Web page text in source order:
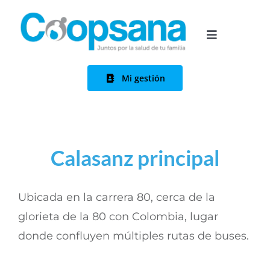
Toggle
Odontología
Cuotas Moderadoras y Copagos 2026
Vive saludable
Mi gestión
Calasanz principal
Ubicada en la carrera 80, cerca de la
glorieta de la 80 con Colombia, lugar
donde confluyen múltiples rutas de buses.